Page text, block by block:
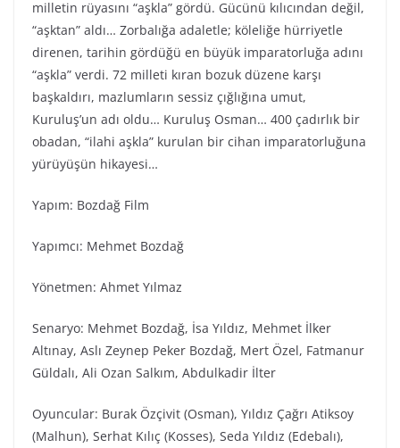
milletin rüyasını “aşkla” gördü. Gücünü kılıcından değil,
“aşktan” aldı… Zorbalığa adaletle; köleliğe hürriyetle
direnen, tarihin gördüğü en büyük imparatorluğa adını
“aşkla” verdi. 72 milleti kıran bozuk düzene karşı
başkaldırı, mazlumların sessiz çığlığına umut,
Kuruluş’un adı oldu… Kuruluş Osman… 400 çadırlık bir
obadan, “ilahi aşkla” kurulan bir cihan imparatorluğuna
yürüyüşün hikayesi…
Yapım: Bozdağ Film
Yapımcı: Mehmet Bozdağ
Yönetmen: Ahmet Yılmaz
Senaryo: Mehmet Bozdağ, İsa Yıldız, Mehmet İlker
Altınay, Aslı Zeynep Peker Bozdağ, Mert Özel, Fatmanur
Güldalı, Ali Ozan Salkım, Abdulkadir İlter
Oyuncular: Burak Özçivit (Osman), Yıldız Çağrı Atiksoy
(Malhun), Serhat Kılıç (Kosses), Seda Yıldız (Edebalı),